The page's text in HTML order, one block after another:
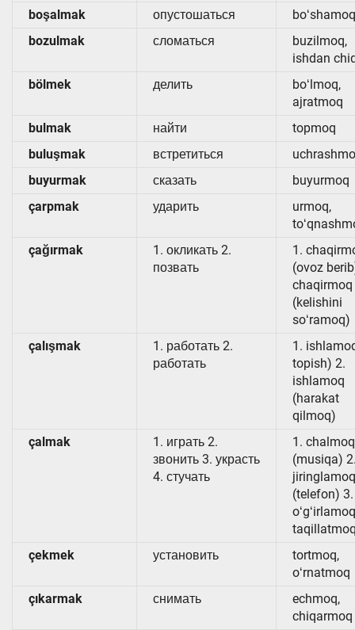
boşalmak
опустошаться
boʻshamoq
bozulmak
сломаться
buzilmoq,
ishdan
bölmek
делить
boʻlmoq,
ajratmoq
bulmak
найти
topmoq
buluşmak
встретиться
buyurmak
сказать
buyurmoq
çarpmak
ударить
urmoq,
çağırmak
1. окликать 2.
позвать
1.
(ovoz
chaqirmoq
(kelishini
soʻramoq)
çalışmak
1. работать 2.
работать
1.
topish) 2.
ishlamoq
(harakat
qilmoq)
çalmak
1. играть 2.
звонить 3. украсть
4. стучать
1. chalmoq
(musiqa)
jiringlamoq
(telefon) 3.
çekmek
установить
tortmoq,
oʻrnatmoq
çıkarmak
снимать
echmoq,
chiqarmoq